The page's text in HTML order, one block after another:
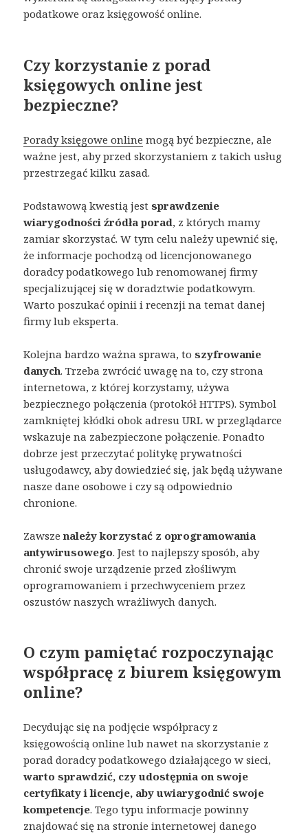
podatkowe oraz księgowość online.
Czy korzystanie z porad
księgowych online jest
bezpieczne?
Porady księgowe online mogą być bezpieczne, ale
ważne jest, aby przed skorzystaniem z takich usług
przestrzegać kilku zasad.
Podstawową kwestią jestsprawdzenie
wiarygodności źródła porad, z których mamy
zamiar skorzystać. W tym celu należy upewnić się,
że informacje pochodzą od licencjonowanego
doradcy podatkowego lub renomowanej firmy
specjalizującej się w doradztwie podatkowym.
Warto poszukać opinii i recenzji na temat danej
firmy lub eksperta.
Kolejna bardzo ważna sprawa, toszyfrowanie
danych. Trzeba zwrócić uwagę na to, czy strona
internetowa, z której korzystamy, używa
bezpiecznego połączenia (protokół HTTPS). Symbol
zamkniętej kłódki obok adresu URL w przeglądarce
wskazuje na zabezpieczone połączenie. Ponadto
dobrze jest przeczytać politykę prywatności
usługodawcy, aby dowiedzieć się, jak będą używane
nasze dane osobowe i czy są odpowiednio
chronione.
Zawszenależy korzystać z oprogramowania
antywirusowego. Jest to najlepszy sposób, aby
chronić swoje urządzenie przed złośliwym
oprogramowaniem i przechwyceniem przez
oszustów naszych wrażliwych danych.
O czym pamiętać rozpoczynając
współpracę z biurem księgowym
online?
Decydując się na podjęcie współpracy z
księgowością online lub nawet na skorzystanie z
porad doradcy podatkowego działającego w sieci,
warto sprawdzić, czy udostępnia on swoje
certyfikaty i licencje, aby uwiarygodnić swoje
kompetencje. Tego typu informacje powinny
znajdować się na stronie internetowej danego